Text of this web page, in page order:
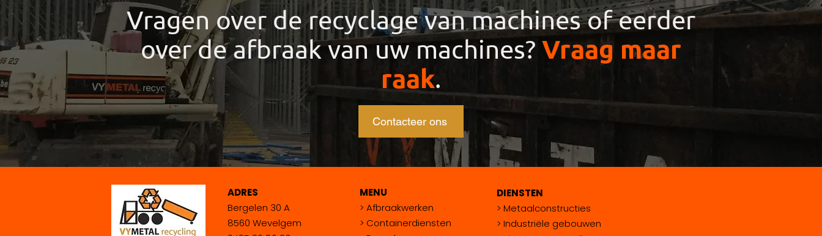
Vragen over de recyclage van machines of eerder
over de afbraak van uw machines? Vraag maar
raak.
Contacteer ons
ADRES
Bergelen 30 A
8560 Wevelgem
MENU
> Afbraakwerken
> Containerdiensten
DIENSTEN
> Metaalconstructies
> Industriële gebouwen